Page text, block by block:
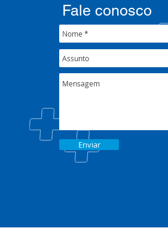
Enviar
Fale conosco